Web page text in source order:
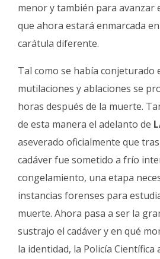
menor y también para avanzar
que ahora estará enmarcada
carátula diferente.
Tal como se había conjeturado
mutilaciones y ablaciones se
horas después de la muerte.
de esta manera el adelanto de
aseverado oficialmente que
cadáver fue sometido a frío
congelamiento, una etapa
instancias forenses para
muerte. Ahora pasa a ser la
sustrajo el cadáver y en qué
la identidad, la Policía Científica